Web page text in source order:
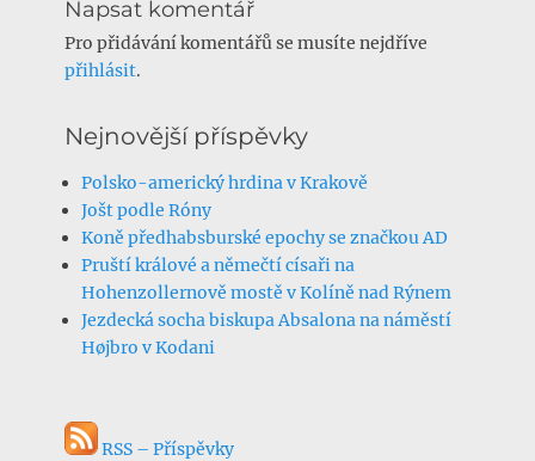
Napsat komentář
Pro přidávání komentářů se musíte nejdříve
přihlásit.
Nejnovější příspěvky
Polsko-americký hrdina v Krakově
Jošt podle Róny
Koně předhabsburské epochy se značkou AD
Pruští králové a němečtí císaři na
Hohenzollernově mostě v Kolíně nad Rýnem
Jezdecká socha biskupa Absalona na náměstí
Højbro v Kodani
RSS – Příspěvky